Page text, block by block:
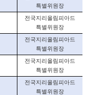
특별위원장
전국지리올림피아드
특별위원장
전국지리올림피아드
특별위원장
전국지리올림피아드
특별위원장
전국지리올림피아드
특별위원장